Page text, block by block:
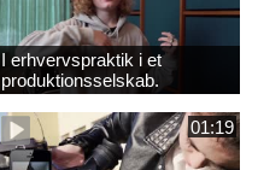
I erhvervspraktik i et
produktionsselskab.
01:19